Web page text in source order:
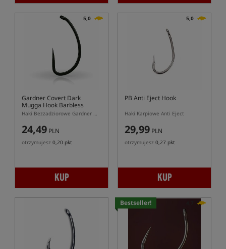
5,0
Gardner Covert Dark
Mugga Hook Barbless
Haki Bezzadziorowe Gardner Mugga
24,49 PLN
otrzymujesz 0,20 pkt
KUP
5,0
PB Anti Eject Hook
Haki Karpiowe Anti Eject
29,99 PLN
otrzymujesz 0,27 pkt
KUP
Bestseller!